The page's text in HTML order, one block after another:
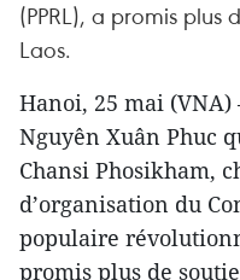
(PPRL), a promis
Laos.
Hanoi, 25 mai
Nguyên Xuân Phuc
Chansi Phosikham,
d’organisation du
populaire
promis plus de